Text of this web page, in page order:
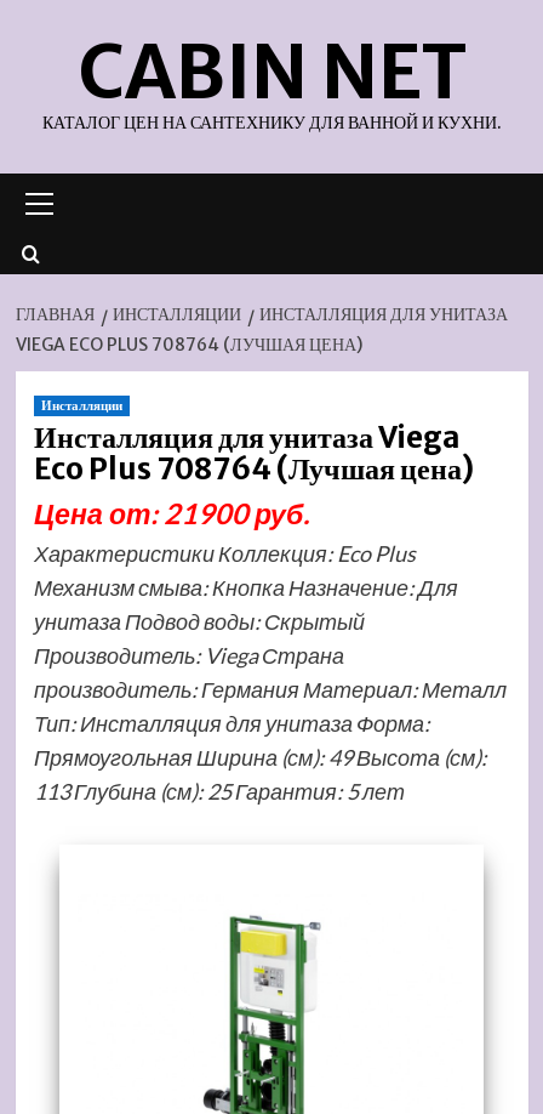
содержимомуCABIN NET
КАТАЛОГ ЦЕН НА САНТЕХНИКУ ДЛЯ ВАННОЙ И КУХНИ.
меню
ГЛАВНАЯ ИНСТАЛЛЯЦИИ
ИНСТАЛЛЯЦИЯ ДЛЯ УНИТАЗА
VIEGA ECO PLUS 708764 (ЛУЧШАЯ ЦЕНА)
Инсталляции
Инсталляция для унитаза Viega
Eco Plus 708764 (Лучшая цена)
Цена от: 21900 руб.
Характеристики Коллекция: Eco Plus
Механизм смыва: Кнопка Назначение: Для
унитаза Подвод воды: Скрытый
Производитель: Viega Страна
производитель: Германия Материал: Металл
Тип: Инсталляция для унитаза Форма:
Прямоугольная Ширина (см): 49 Высота (см):
113 Глубина (см): 25 Гарантия: 5 лет